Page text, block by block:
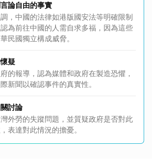
論自由的事實
，中國的法律如港版國安法等明確限制
為前往中國的人需自求多福，因為這些
民國獨立構成威脅。
疑
的報導，認為媒體和政府在製造恐懼，
新聞以確認事件的真實性。
討論
外勞的失蹤問題，並質疑政府是否對此
表達對此情況的擔憂。